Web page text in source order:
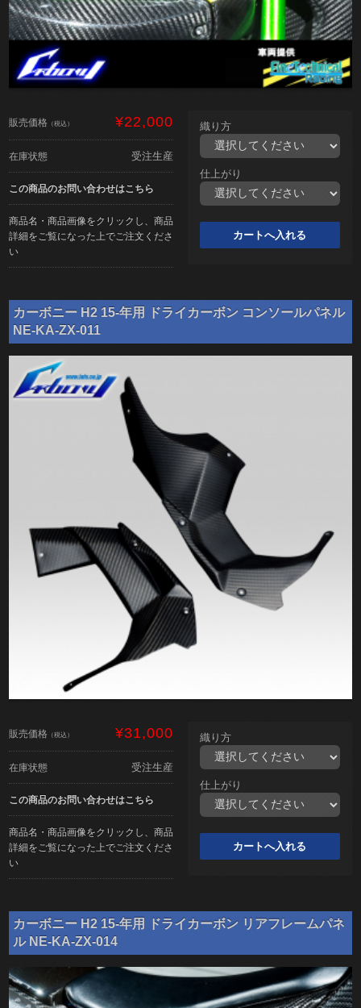
販売価格 （税込） ¥22,000
在庫状態 受注生産
この商品のお問い合わせはこちら
商品名・商品画像をクリックし、商品
詳細をご覧になった上でご注文くださ
い
織り方
仕上がり
カーボニー H2 15-年用 ドライカーボン コンソールパネル
NE-KA-ZX-011
販売価格 （税込） ¥31,000
在庫状態 受注生産
この商品のお問い合わせはこちら
商品名・商品画像をクリックし、商品
詳細をご覧になった上でご注文くださ
い
織り方
仕上がり
カーボニー H2 15-年用 ドライカーボン リアフレームパネ
ル NE-KA-ZX-014